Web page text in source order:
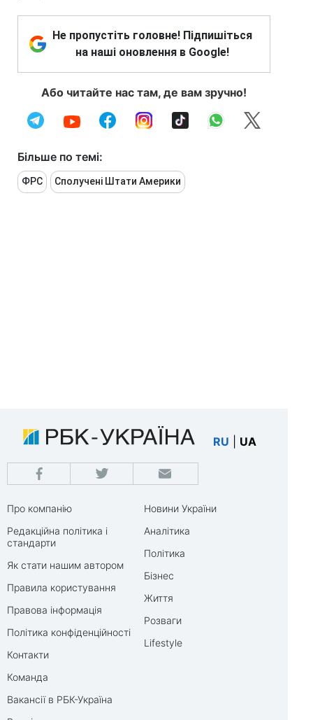
Не пропустіть головне! Підпишіться
на наші оновлення в Google!
Або читайте нас там, де вам зручно!
Більше по темі:
ФРС Сполучені Штати Америки
RU UA
Про компанію
Редакційна політика і
стандарти
Як стати нашим автором
Правила користування
Правова інформація
Політика конфіденційності
Контакти
Команда
Вакансії в РБК-Україна
Новини України
Аналітика
Політика
Бізнес
Життя
Розваги
Lifestyle